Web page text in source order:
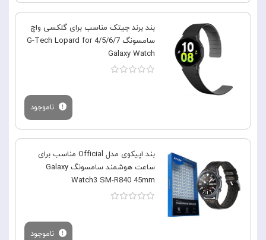
بند برند جیتک مناسب برای گلکسی واچ
سامسونگ 4/5/6/7 G-Tech Lopard for
Galaxy Watch
ناموجود
بند اپیکوی مدل Official مناسب برای
ساعت هوشمند سامسونگ Galaxy
Watch3 SM-R840 45mm
ناموجود